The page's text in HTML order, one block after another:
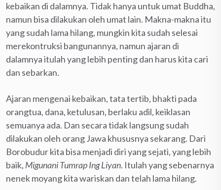
kebaikan di dalamnya. Tidak hanya untuk umat Buddha,
namun bisa dilakukan oleh umat lain. Makna-makna itu
yang sudah lama hilang, mungkin kita sudah selesai
merekontruksi bangunannya, namun ajaran di
dalamnya itulah yang lebih penting dan harus kita cari
dan sebarkan.
Ajaran mengenai kebaikan, tata tertib, bhakti pada
orangtua, dana, ketulusan, berlaku adil, keiklasan
semuanya ada. Dan secara tidak langsung sudah
dilakukan oleh orang Jawa khususnya sekarang. Dari
Borobudur kita bisa menjadi diri yang sejati, yang lebih
baik, Migunani Tumrap Ing Liyan. Itulah yang sebenarnya
nenek moyang kita wariskan dan telah lama hilang.